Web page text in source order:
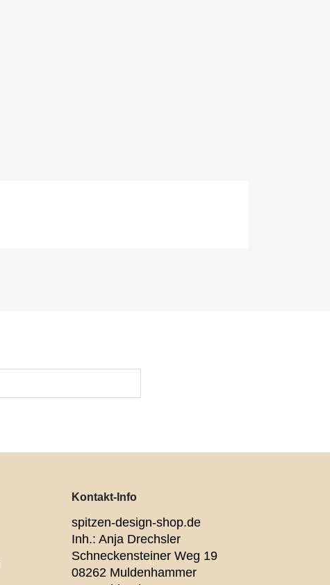
Kontakt-Info
spitzen-design-shop.de
Inh.: Anja Drechsler
Schneckensteiner Weg 19
08262 Muldenhammer